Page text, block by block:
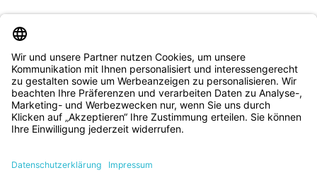
Service & Beratung
Informationen